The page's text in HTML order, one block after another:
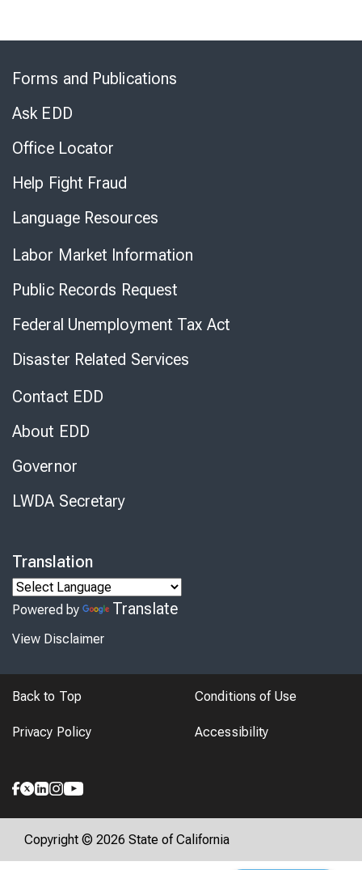
Forms and Publications
Ask EDD
Office Locator
Help Fight Fraud
Language Resources
Labor Market Information
Public Records Request
Federal Unemployment Tax Act
Disaster Related Services
Contact EDD
About EDD
Governor
LWDA Secretary
Translation
Powered by Translate
View Disclaimer
Back to Top Conditions of Use
Privacy Policy Accessibility
Copyright © 2026 State of California